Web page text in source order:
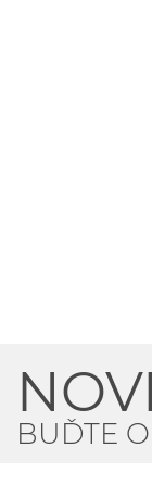
BUĎTE